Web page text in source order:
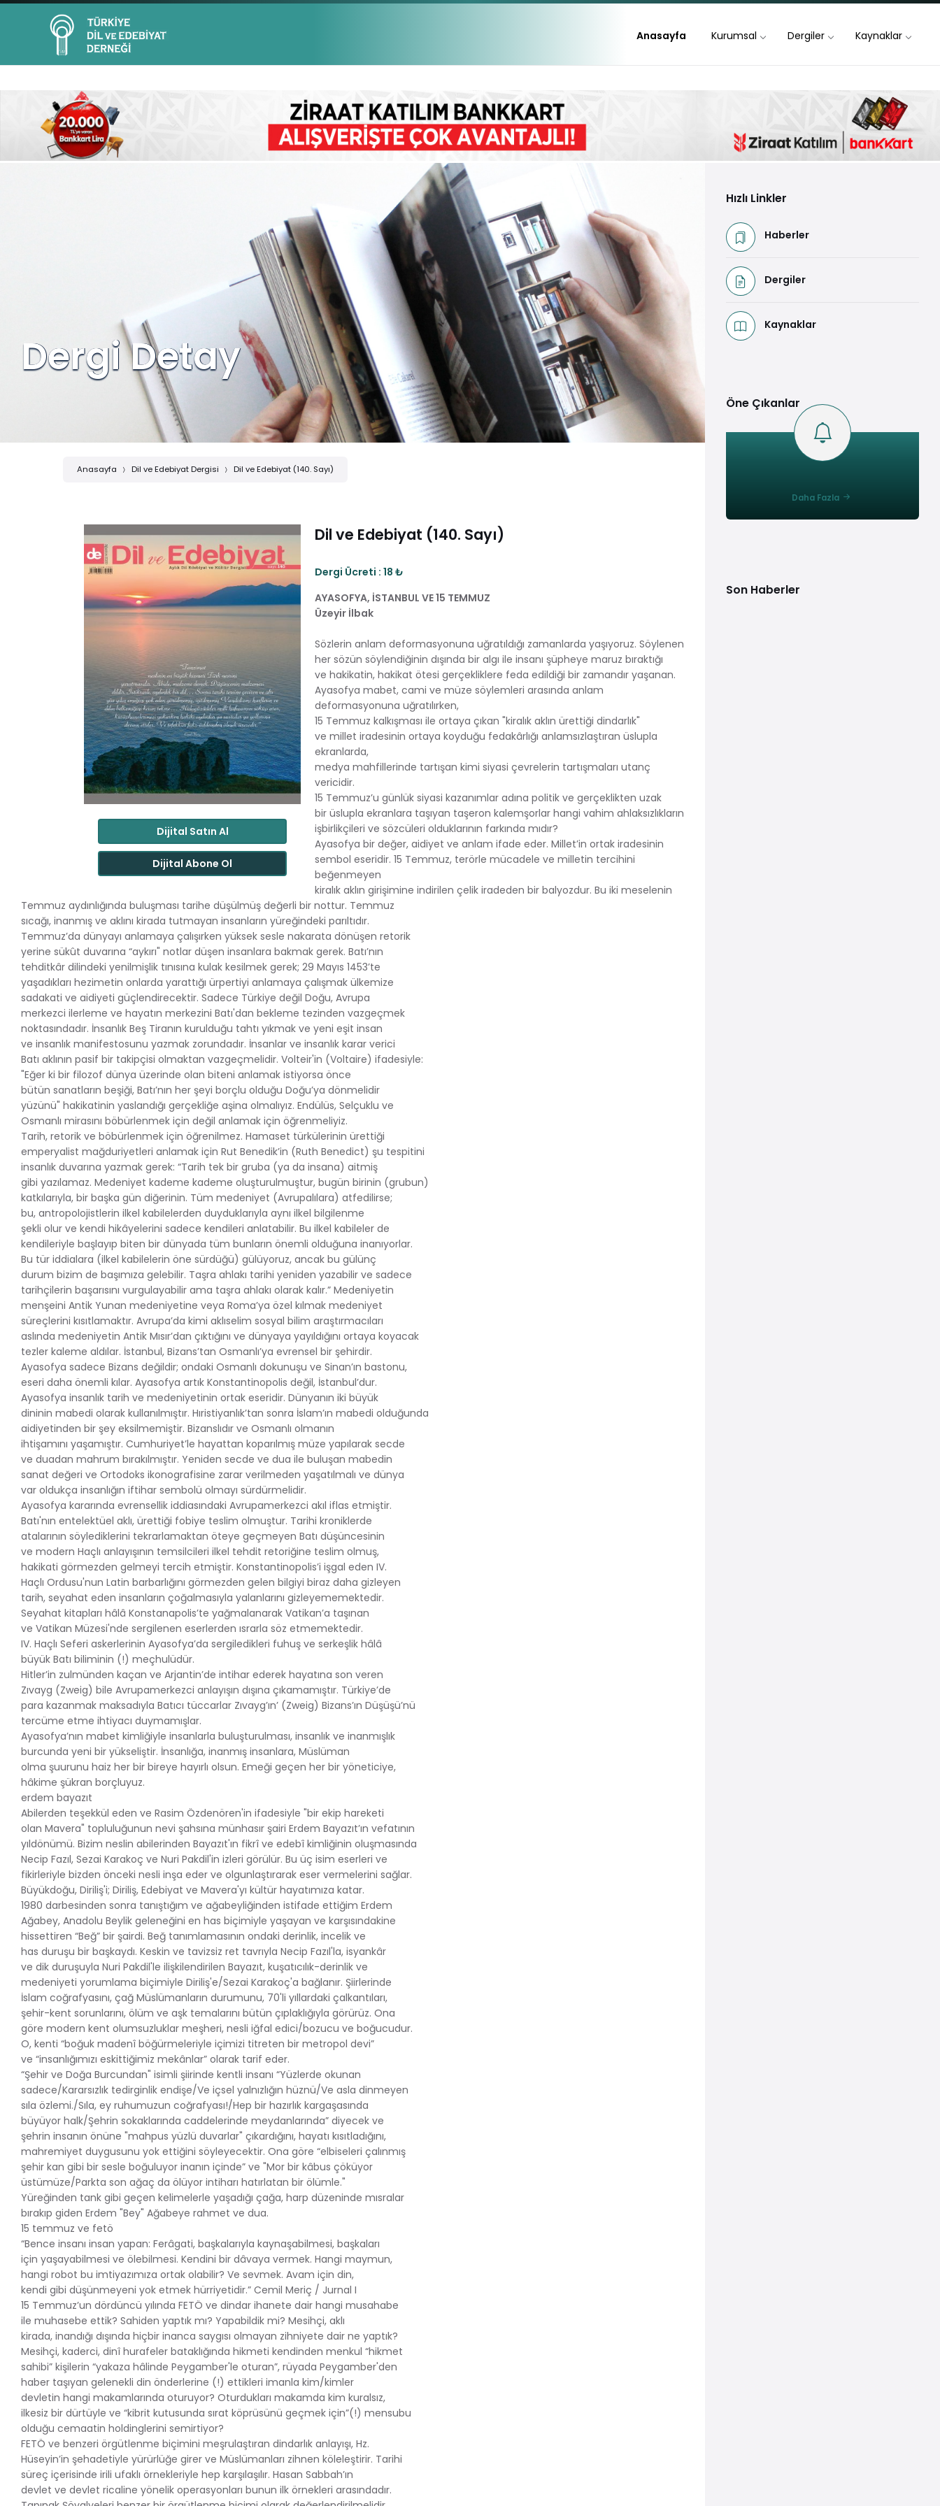
Anasayfa Kurumsal Dergiler Kaynaklar
Dergi Detay
Anasayfa Dil ve Edebiyat Dergisi Dil ve Edebiyat (140. Sayı)
Dijital Satın Al
Dijital Abone Ol
Dil ve Edebiyat (140. Sayı)
Dergi Ücreti : 18 ₺
AYASOFYA, İSTANBUL VE 15 TEMMUZ
Üzeyir İlbak
Sözlerin anlam deformasyonuna uğratıldığı zamanlarda yaşıyoruz. Söylenen
her sözün söylendiğinin dışında bir algı ile insanı şüpheye maruz bıraktığı
ve hakikatin, hakikat ötesi gerçekliklere feda edildiği bir zamandır yaşanan.
Ayasofya mabet, cami ve müze söylemleri arasında anlam
deformasyonuna uğratılırken,
15 Temmuz kalkışması ile ortaya çıkan "kiralık aklın ürettiği dindarlık"
ve millet iradesinin ortaya koyduğu fedakârlığı anlamsızlaştıran üslupla
ekranlarda,
medya mahfillerinde tartışan kimi siyasi çevrelerin tartışmaları utanç
vericidir.
15 Temmuz’u günlük siyasi kazanımlar adına politik ve gerçeklikten uzak
bir üslupla ekranlara taşıyan taşeron kalemşorlar hangi vahim ahlaksızlıkların
işbirlikçileri ve sözcüleri olduklarının farkında mıdır?
Ayasofya bir değer, aidiyet ve anlam ifade eder. Millet’in ortak iradesinin
sembol eseridir. 15 Temmuz, terörle mücadele ve milletin tercihini
beğenmeyen
kiralık aklın girişimine indirilen çelik iradeden bir balyozdur. Bu iki meselenin
Temmuz aydınlığında buluşması tarihe düşülmüş değerli bir nottur. Temmuz
sıcağı, inanmış ve aklını kirada tutmayan insanların yüreğindeki parıltıdır.
Temmuz’da dünyayı anlamaya çalışırken yüksek sesle nakarata dönüşen retorik
yerine sükût duvarına “aykırı" notlar düşen insanlara bakmak gerek. Batı’nın
tehditkâr dilindeki yenilmişlik tınısına kulak kesilmek gerek; 29 Mayıs 1453’te
yaşadıkları hezimetin onlarda yarattığı ürpertiyi anlamaya çalışmak ülkemize
sadakati ve aidiyeti güçlendirecektir. Sadece Türkiye değil Doğu, Avrupa
merkezci ilerleme ve hayatın merkezini Batı'dan bekleme tezinden vazgeçmek
noktasındadır. İnsanlık Beş Tiranın kurulduğu tahtı yıkmak ve yeni eşit insan
ve insanlık manifestosunu yazmak zorundadır. İnsanlar ve insanlık karar verici
Batı aklının pasif bir takipçisi olmaktan vazgeçmelidir. Volteir'in (Voltaire) ifadesiyle:
"Eğer ki bir filozof dünya üzerinde olan biteni anlamak istiyorsa önce
bütün sanatların beşiği, Batı’nın her şeyi borçlu olduğu Doğu’ya dönmelidir
yüzünü" hakikatinin yaslandığı gerçekliğe aşina olmalıyız. Endülüs, Selçuklu ve
Osmanlı mirasını böbürlenmek için değil anlamak için öğrenmeliyiz.
Tarih, retorik ve böbürlenmek için öğrenilmez. Hamaset türkülerinin ürettiği
emperyalist mağduriyetleri anlamak için Rut Benedik’in (Ruth Benedict) şu tespitini
insanlık duvarına yazmak gerek: “Tarih tek bir gruba (ya da insana) aitmiş
gibi yazılamaz. Medeniyet kademe kademe oluşturulmuştur, bugün birinin (grubun)
katkılarıyla, bir başka gün diğerinin. Tüm medeniyet (Avrupalılara) atfedilirse;
bu, antropolojistlerin ilkel kabilelerden duyduklarıyla aynı ilkel bilgilenme
şekli olur ve kendi hikâyelerini sadece kendileri anlatabilir. Bu ilkel kabileler de
kendileriyle başlayıp biten bir dünyada tüm bunların önemli olduğuna inanıyorlar.
Bu tür iddialara (ilkel kabilelerin öne sürdüğü) gülüyoruz, ancak bu gülünç
durum bizim de başımıza gelebilir. Taşra ahlakı tarihi yeniden yazabilir ve sadece
tarihçilerin başarısını vurgulayabilir ama taşra ahlakı olarak kalır.” Medeniyetin
menşeini Antik Yunan medeniyetine veya Roma’ya özel kılmak medeniyet
süreçlerini kısıtlamaktır. Avrupa’da kimi aklıselim sosyal bilim araştırmacıları
aslında medeniyetin Antik Mısır’dan çıktığını ve dünyaya yayıldığını ortaya koyacak
tezler kaleme aldılar. İstanbul, Bizans’tan Osmanlı’ya evrensel bir şehirdir.
Ayasofya sadece Bizans değildir; ondaki Osmanlı dokunuşu ve Sinan’ın bastonu,
eseri daha önemli kılar. Ayasofya artık Konstantinopolis değil, İstanbul’dur.
Ayasofya insanlık tarih ve medeniyetinin ortak eseridir. Dünyanın iki büyük
dininin mabedi olarak kullanılmıştır. Hıristiyanlık’tan sonra İslam’ın mabedi olduğunda
aidiyetinden bir şey eksilmemiştir. Bizanslıdır ve Osmanlı olmanın
ihtişamını yaşamıştır. Cumhuriyet’le hayattan koparılmış müze yapılarak secde
ve duadan mahrum bırakılmıştır. Yeniden secde ve dua ile buluşan mabedin
sanat değeri ve Ortodoks ikonografisine zarar verilmeden yaşatılmalı ve dünya
var oldukça insanlığın iftihar sembolü olmayı sürdürmelidir.
Ayasofya kararında evrensellik iddiasındaki Avrupamerkezci akıl iflas etmiştir.
Batı'nın entelektüel aklı, ürettiği fobiye teslim olmuştur. Tarihi kroniklerde
atalarının söylediklerini tekrarlamaktan öteye geçmeyen Batı düşüncesinin
ve modern Haçlı anlayışının temsilcileri ilkel tehdit retoriğine teslim olmuş,
hakikati görmezden gelmeyi tercih etmiştir. Konstantinopolis’i işgal eden IV.
Haçlı Ordusu'nun Latin barbarlığını görmezden gelen bilgiyi biraz daha gizleyen
tarih, seyahat eden insanların çoğalmasıyla yalanlarını gizleyememektedir.
Seyahat kitapları hâlâ Konstanapolis’te yağmalanarak Vatikan’a taşınan
ve Vatikan Müzesi'nde sergilenen eserlerden ısrarla söz etmemektedir.
IV. Haçlı Seferi askerlerinin Ayasofya’da sergiledikleri fuhuş ve serkeşlik hâlâ
büyük Batı biliminin (!) meçhulüdür.
Hitler’in zulmünden kaçan ve Arjantin’de intihar ederek hayatına son veren
Zıvayg (Zweig) bile Avrupamerkezci anlayışın dışına çıkamamıştır. Türkiye’de
para kazanmak maksadıyla Batıcı tüccarlar Zıvayg’ın’ (Zweig) Bizans’ın Düşüşü’nü
tercüme etme ihtiyacı duymamışlar.
Ayasofya’nın mabet kimliğiyle insanlarla buluşturulması, insanlık ve inanmışlık
burcunda yeni bir yükseliştir. İnsanlığa, inanmış insanlara, Müslüman
olma şuurunu haiz her bir bireye hayırlı olsun. Emeği geçen her bir yöneticiye,
hâkime şükran borçluyuz.
erdem bayazıt
Abilerden teşekkül eden ve Rasim Özdenören'in ifadesiyle "bir ekip hareketi
olan Mavera" topluluğunun nevi şahsına münhasır şairi Erdem Bayazıt’ın vefatının
yıldönümü. Bizim neslin abilerinden Bayazıt'ın fikrî ve edebî kimliğinin oluşmasında
Necip Fazıl, Sezai Karakoç ve Nuri Pakdil'in izleri görülür. Bu üç isim eserleri ve
fikirleriyle bizden önceki nesli inşa eder ve olgunlaştırarak eser vermelerini sağlar.
Büyükdoğu, Diriliş'i; Diriliş, Edebiyat ve Mavera'yı kültür hayatımıza katar.
1980 darbesinden sonra tanıştığım ve ağabeyliğinden istifade ettiğim Erdem
Ağabey, Anadolu Beylik geleneğini en has biçimiyle yaşayan ve karşısındakine
hissettiren “Beğ” bir şairdi. Beğ tanımlamasının ondaki derinlik, incelik ve
has duruşu bir başkaydı. Keskin ve tavizsiz ret tavrıyla Necip Fazıl'la, isyankâr
ve dik duruşuyla Nuri Pakdil'le ilişkilendirilen Bayazıt, kuşatıcılık-derinlik ve
medeniyeti yorumlama biçimiyle Diriliş'e/Sezai Karakoç'a bağlanır. Şiirlerinde
İslam coğrafyasını, çağ Müslümanların durumunu, 70'li yıllardaki çalkantıları,
şehir-kent sorunlarını, ölüm ve aşk temalarını bütün çıplaklığıyla görürüz. Ona
göre modern kent olumsuzluklar meşheri, nesli iğfal edici/bozucu ve boğucudur.
O, kenti “boğuk madenî böğürmeleriyle içimizi titreten bir metropol devi”
ve “insanlığımızı eskittiğimiz mekânlar” olarak tarif eder.
“Şehir ve Doğa Burcundan" isimli şiirinde kentli insanı “Yüzlerde okunan
sadece/Kararsızlık tedirginlik endişe/Ve içsel yalnızlığın hüznü/Ve asla dinmeyen
sıla özlemi./Sıla, ey ruhumuzun coğrafyası!/Hep bir hazırlık kargaşasında
büyüyor halk/Şehrin sokaklarında caddelerinde meydanlarında” diyecek ve
şehrin insanın önüne "mahpus yüzlü duvarlar" çıkardığını, hayatı kısıtladığını,
mahremiyet duygusunu yok ettiğini söyleyecektir. Ona göre “elbiseleri çalınmış
şehir kan gibi bir sesle boğuluyor inanın içinde” ve "Mor bir kâbus çöküyor
üstümüze/Parkta son ağaç da ölüyor intiharı hatırlatan bir ölümle."
Yüreğinden tank gibi geçen kelimelerle yaşadığı çağa, harp düzeninde mısralar
bırakıp giden Erdem "Bey" Ağabeye rahmet ve dua.
15 temmuz ve fetö
“Bence insanı insan yapan: Ferâgati, başkalarıyla kaynaşabilmesi, başkaları
için yaşayabilmesi ve ölebilmesi. Kendini bir dâvaya vermek. Hangi maymun,
hangi robot bu imtiyazımıza ortak olabilir? Ve sevmek. Avam için din,
kendi gibi düşünmeyeni yok etmek hürriyetidir.” Cemil Meriç / Jurnal I
15 Temmuz’un dördüncü yılında FETÖ ve dindar ihanete dair hangi musahabe
ile muhasebe ettik? Sahiden yaptık mı? Yapabildik mi? Mesihçi, aklı
kirada, inandığı dışında hiçbir inanca saygısı olmayan zihniyete dair ne yaptık?
Mesihçi, kaderci, dinî hurafeler bataklığında hikmeti kendinden menkul “hikmet
sahibi” kişilerin “yakaza hâlinde Peygamber'le oturan”, rüyada Peygamber'den
haber taşıyan gelenekli din önderlerine (!) ettikleri imanla kim/kimler
devletin hangi makamlarında oturuyor? Oturdukları makamda kim kuralsız,
ilkesiz bir dürtüyle ve “kibrit kutusunda sırat köprüsünü geçmek için”(!) mensubu
olduğu cemaatin holdinglerini semirtiyor?
FETÖ ve benzeri örgütlenme biçimini meşrulaştıran dindarlık anlayışı, Hz.
Hüseyin’in şehadetiyle yürürlüğe girer ve Müslümanları zihnen köleleştirir. Tarihi
süreç içerisinde irili ufaklı örnekleriyle hep karşılaşılır. Hasan Sabbah’ın
devlet ve devlet ricaline yönelik operasyonları bunun ilk örnekleri arasındadır.
Hızlı Linkler
Haberler
Dergiler
Kaynaklar
Öne Çıkanlar
Daha Fazla
Son Haberler